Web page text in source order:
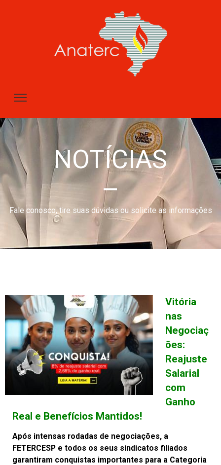
NOTÍCIAS
–
Fale conosco, tire suas dúvidas ou solicite as informações
Vitória
nas
Negociaç
ões:
Reajuste
Salarial
com
Ganho
Real e Benefícios Mantidos!
Após intensas rodadas de negociações, a
FETERCESP e todos os seus sindicatos filiados
garantiram conquistas importantes para a Categoria